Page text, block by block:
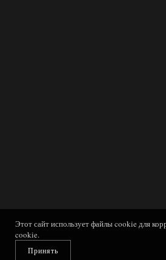
Этот сайт использует файлы cookie для
cookie.
Принять